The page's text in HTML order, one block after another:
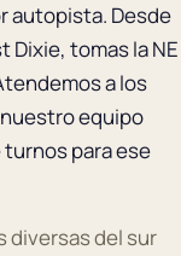
autopista. Desde
Dixie, tomas la NE
a los
equipo
para ese
diversas del sur